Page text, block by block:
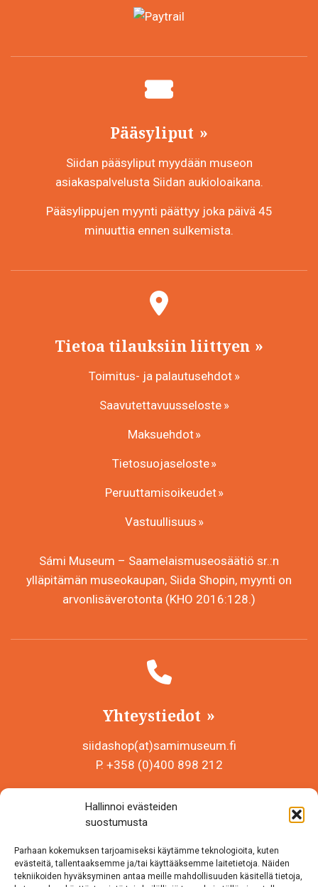
Hallinnoi evästeiden
suostumusta
Parhaan kokemuksen tarjoamiseksi käytämme teknologioita, kuten
evästeitä, tallentaaksemme ja/tai käyttääksemme laitetietoja. Näiden
tekniikoiden hyväksyminen antaa meille mahdollisuuden käsitellä tietoja,
Pääsyliput
Siidan pääsyliput myydään museon
asiakaspalvelusta Siidan aukioloaikana.
Pääsylippujen myynti päättyy joka päivä 45
minuuttia ennen sulkemista.
Tietoa tilauksiin liittyen
Toimitus- ja palautusehdot
Saavutettavuusseloste
Maksuehdot
Tietosuojaseloste
Peruuttamisoikeudet
Vastuullisuus
Sámi Museum – Saamelaismuseosäätiö sr.:n
ylläpitämän museokaupan, Siida Shopin, myynti on
arvonlisäverotonta (KHO 2016:128.)
Yhteystiedot
siidashop(at)samimuseum.fi
P. +358 (0)400 898 212
Y-tunnus 0625907-2
Inarintie 46
99870 Inari